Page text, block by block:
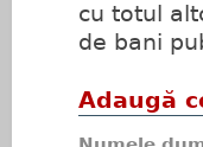
cu totul
de bani
Adaugă